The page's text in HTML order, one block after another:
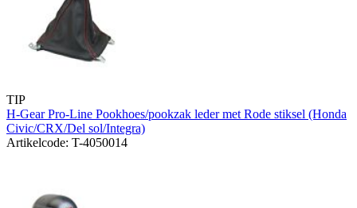
TIP
H-Gear Pro-Line Pookhoes/pookzak leder met Rode stiksel (Honda
Civic/CRX/Del sol/Integra)
Artikelcode: T-4050014